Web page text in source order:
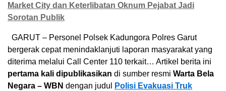
Market City dan Keterlibatan Oknum Pejabat Jadi
Sorotan Publik
GARUT – Personel Polsek Kadungora Polres Garut
bergerak cepat menindaklanjuti laporan masyarakat yang
diterima melalui Call Center 110 terkait… Artikel berita ini
pertama kali dipublikasikan di sumber resmi Warta Bela
Negara – WBN dengan judul
Polisi Evakuasi Truk